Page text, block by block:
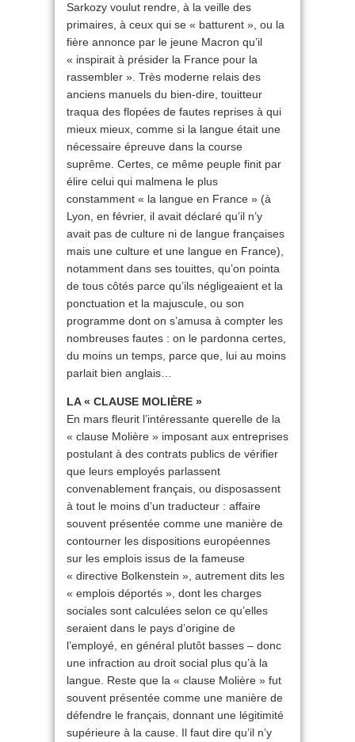
Sarkozy voulut rendre, à la veille des
primaires, à ceux qui se « batturent », ou la
fière annonce par le jeune Macron qu’il
« inspirait à présider la France pour la
rassembler ». Très moderne relais des
anciens manuels du bien-dire, touitteur
traqua des flopées de fautes reprises à qui
mieux mieux, comme si la langue était une
nécessaire épreuve dans la course
suprême. Certes, ce même peuple finit par
élire celui qui malmena le plus
constamment « la langue en France » (à
Lyon, en février, il avait déclaré qu’il n’y
avait pas de culture ni de langue françaises
mais une culture et une langue en France),
notamment dans ses touittes, qu’on pointa
de tous côtés parce qu’ils négligeaient et la
ponctuation et la majuscule, ou son
programme dont on s’amusa à compter les
nombreuses fautes : on le pardonna certes,
du moins un temps, parce que, lui au moins
parlait bien anglais…
LA « CLAUSE MOLIÈRE »
En mars fleurit l’intéressante querelle de la
« clause Molière » imposant aux entreprises
postulant à des contrats publics de vérifier
que leurs employés parlassent
convenablement français, ou disposassent
à tout le moins d’un traducteur : affaire
souvent présentée comme une manière de
contourner les dispositions européennes
sur les emplois issus de la fameuse
« directive Bolkenstein », autrement dits les
« emplois déportés », dont les charges
sociales sont calculées selon ce qu’elles
seraient dans le pays d’origine de
l’employé, en général plutôt basses – donc
une infraction au droit social plus qu’à la
langue. Reste que la « clause Molière » fut
souvent présentée comme une manière de
défendre le français, donnant une légitimité
supérieure à la cause. Il faut dire qu’il n’y